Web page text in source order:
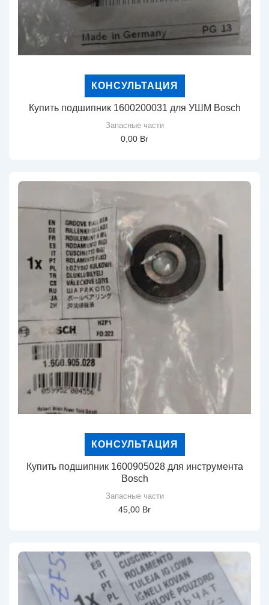
КОНСУЛЬТАЦИЯ
Купить подшипник 1600200031 для УШМ Bosch
Запасные части
0,00 Br
КОНСУЛЬТАЦИЯ
Купить подшипник 1600905028 для инструмента
Bosch
Запасные части
45,00 Br